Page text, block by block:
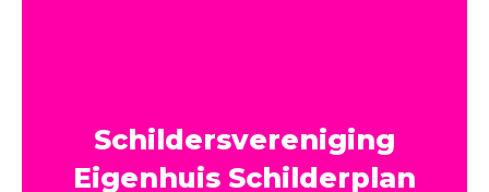
Schildersvereniging
Eigenhuis Schilderplan